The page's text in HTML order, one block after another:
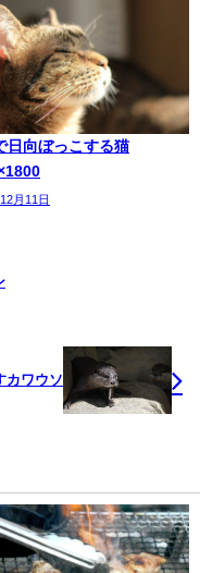
日向ぼっこする猫
月11日
カワウソ